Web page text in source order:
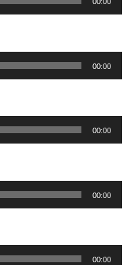
00:00
00:00
00:00
00:00